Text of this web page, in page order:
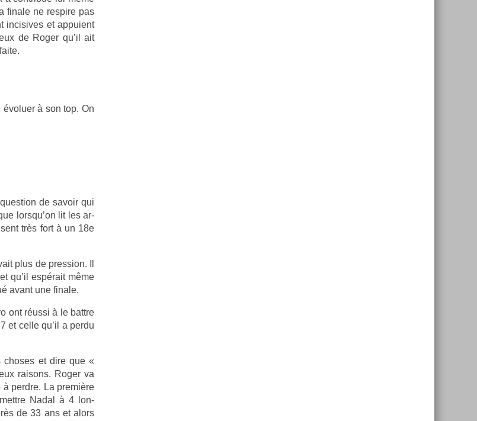
fin­ale ne re­spire pas
in­cisives et ap­puient
de Roger qu’il ait
évolu­er à son top. On
de savoir qui
lorsqu’on lit les ar­
très fort à un 18e
plus de pre­ss­ion. Il
qu’il espérait même
avant une fin­ale.
ont réussi à le battre
et celle qu’il a perdu
choses et dire que «
raisons. Roger va
per­dre. La première
Nadal à 4 lon­
de 33 ans et alors